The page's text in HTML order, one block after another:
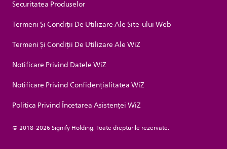
Securitatea Produselor
Termeni Și Condiții De Utilizare Ale Site-ului Web
Termeni Și Condiții De Utilizare Ale WiZ
Notificare Privind Datele WiZ
Notificare Privind Confidențialitatea WiZ
Politica Privind Încetarea Asistenței WiZ
© 2018-2026 Signify Holding. Toate drepturile rezervate.